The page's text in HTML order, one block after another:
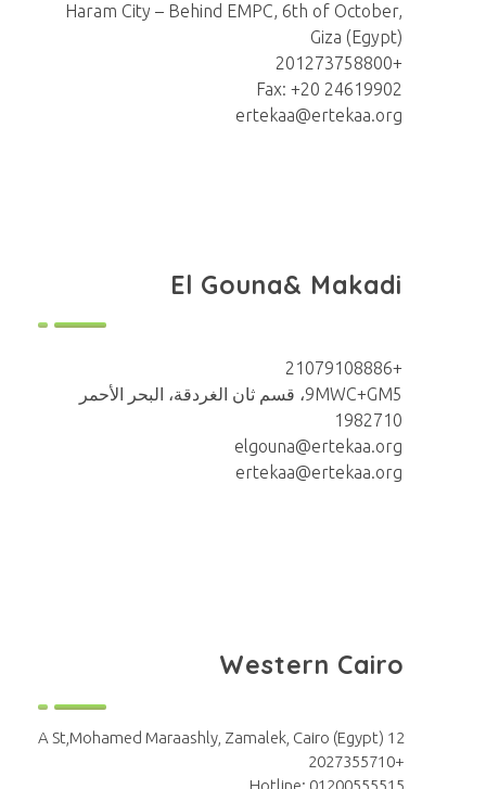
Haram City – Behind EMPC, 6th of October,
Giza (Egypt)
+201273758800
Fax: +20 24619902
ertekaa@ertekaa.org
El Gouna& Makadi
+21079108886
9MWC+GM5، قسم ثان الغردقة، البحر الأحمر
1982710
elgouna@ertekaa.org
ertekaa@ertekaa.org
Western Cairo
12 A St,Mohamed Maraashly, Zamalek, Cairo (Egypt)
+2027355710
Hotline: 01200555515